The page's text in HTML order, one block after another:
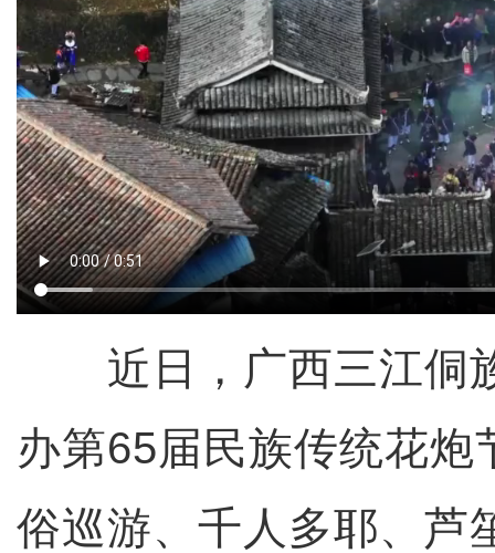
近日，广西三江侗
办第65届民族传统花炮
俗巡游、千人多耶、芦